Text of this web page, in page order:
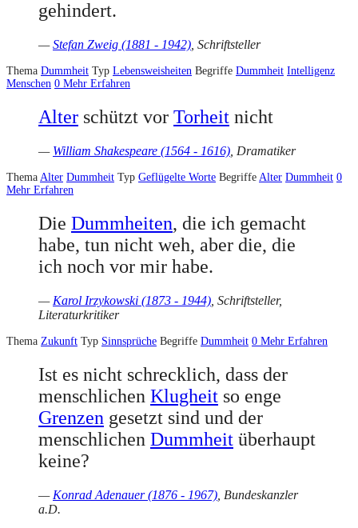
gehindert.
—Stefan Zweig (1881 - 1942) , Schriftsteller
Thema Dummheit Typ Lebensweisheiten Begriffe Dummheit Intelligenz
Menschen 0 Mehr Erfahren
Alter schützt vor Torheit nicht
— William Shakespeare (1564 - 1616) , Dramatiker
Thema Alter Dummheit Typ Geflügelte Worte Begriffe Alter Dummheit 0
Mehr Erfahren
Die Dummheiten, die ich gemacht
habe, tun nicht weh, aber die, die
ich noch vor mir habe.
— Karol Irzykowski (1873 - 1944) , Schriftsteller,
Literaturkritiker
Thema Zukunft Typ Sinnsprüche Begriffe Dummheit 0 Mehr Erfahren
Ist es nicht schrecklich, dass der
menschlichen Klugheit so enge
Grenzen gesetzt sind und der
menschlichen Dummheit überhaupt
keine?
— Konrad Adenauer (1876 - 1967) , Bundeskanzler
a.D.